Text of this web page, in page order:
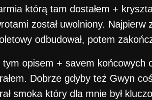
którą tam dostałem +
został uwolniony. Najpierw
odbudował, potem
tym opisem + savem końcowych
Dobrze gdyby też Gwyn
smoka który dla mnie był